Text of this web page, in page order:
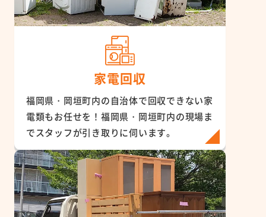
家電回収
福岡県・岡垣町内の自治体で回収できない家
電類もお任せを！福岡県・岡垣町内の現場ま
でスタッフが引き取りに伺います。